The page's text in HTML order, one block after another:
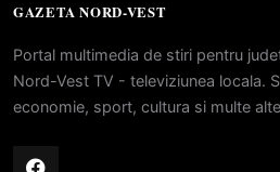
GAZETA NORD-VEST
Portal multimedia de stiri pentru
Nord-Vest TV - televiziunea locala.
economie, sport, cultura si multe